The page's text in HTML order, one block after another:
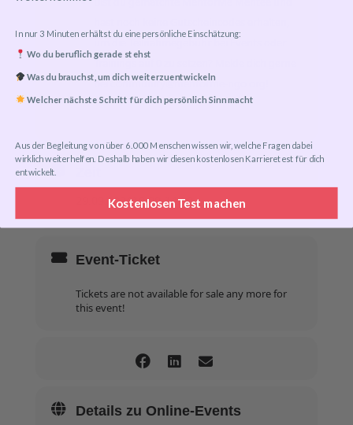
um die Teilnahmegebühr bei Events oder
Trainings auf 0 zu setzen? Melde dich gerne
beicommunity@mentorme-ngo.org
29.09.202410:00-14:30
Event-Ticket
Tickets are not available for sale any more for
this event!
Details zu Online-Events
In nur 3 Minuten erhältst du eine persönliche Einschätzung:
Wo du beruflich gerade stehst
Was du brauchst, um dich weiterzuentwickeln
Welcher nächste Schritt für dich persönlich Sinn macht
Aus der Begleitung von über 6.000 Menschen wissen wir, welche Fragen dabei
wirklich weiterhelfen. Deshalb haben wir diesen kostenlosen Karrieretest für dich
entwickelt.
Kostenlosen Test machen